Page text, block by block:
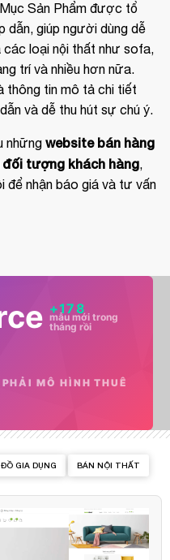
Sản Phẩm được tổ
dẫn, giúp người dùng dễ
các loại nội thất như sofa,
trí và nhiều hơn nữa.
thông tin mô tả chi tiết
và dễ thu hút sự chú ý.
những website bán hàng
tượng khách hàng,
để nhận báo giá và tư vấn
+178
mẫu mới trong
tháng rồi
MÔ HÌNH THUÊ
GIA DỤNG BÁN NỘI THẤT